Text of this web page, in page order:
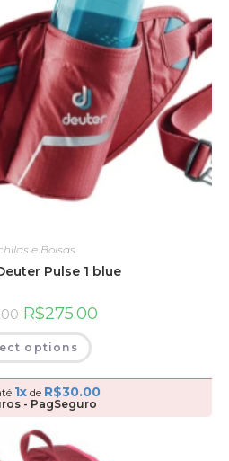
e Bolsas
Pulse 1 blue
R$275.00
options
1xde R$30.00
- PagSeguro